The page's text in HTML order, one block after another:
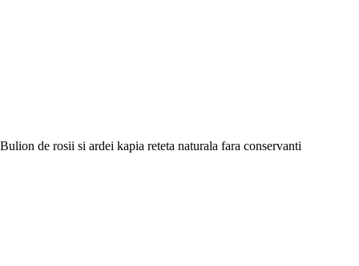
Bulion de rosii si ardei kapia reteta naturala fara conservanti